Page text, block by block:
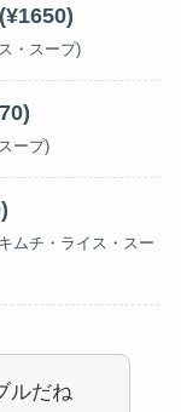
・スープ)
ープ)
ムチ・ライス・スー
ルだね